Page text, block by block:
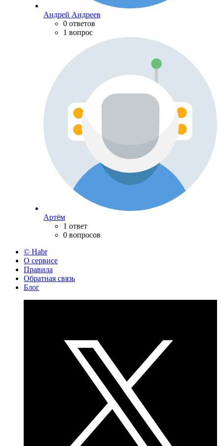
Андрей Андреев
0 ответов
1 вопрос
Артём
1 ответ
0 вопросов
© Habr
О сервисе
Правила
Обратная связь
Блог